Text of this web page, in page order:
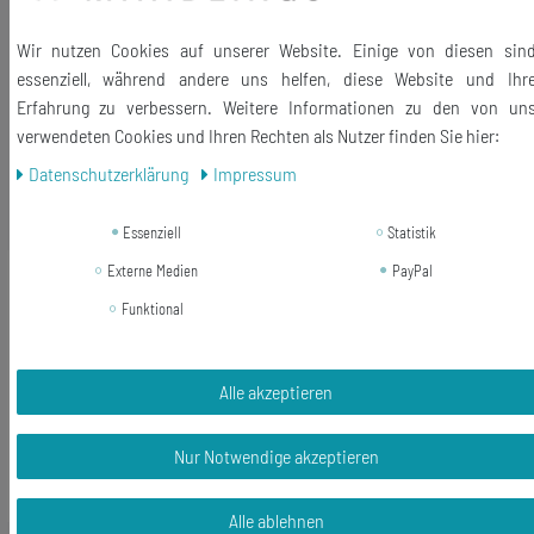
Lieferumfang: 1 Anhänger mit Karabiner
Baum Blätter Charm Anhänger
Bettelarmband Miniblings filigran
10,99 €
5,39 € *
In den Warenkorb
Wir nutzen Cookies auf unserer Website. Einige von diesen
essenziell, während andere uns helfen, diese Website und
Erfahrung zu verbessern. Weitere Informationen zu den von
verwendeten Cookies und Ihren Rechten als Nutzer finden Sie hier:
Daten­schutz­erklärung
Impressum
Essenziell
Statistik
Externe Medien
PayPal
Funktional
Alle akzeptieren
Nur Notwendige akzeptieren
Alle ablehnen